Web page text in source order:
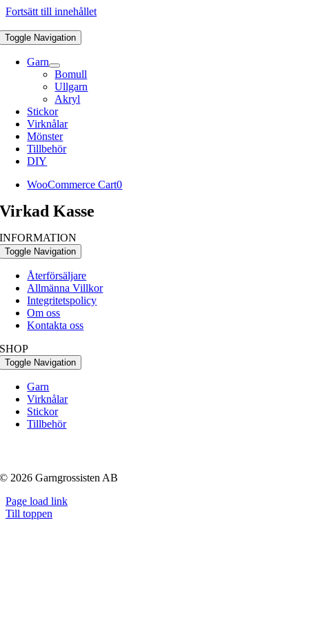
Fortsätt till innehållet
Toggle Navigation
Garn
Bomull
Ullgarn
Akryl
Stickor
Virknålar
Mönster
Tillbehör
DIY
WooCommerce Cart0
Virkad Kasse
INFORMATION
Toggle Navigation
Återförsäljare
Allmänna Villkor
Integritetspolicy
Om oss
Kontakta oss
SHOP
Toggle Navigation
Garn
Virknålar
Stickor
Tillbehör
© 2026 Garngrossisten AB
Page load link
Till toppen